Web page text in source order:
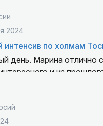
фотографировались.
2024
интенсив по холмам
день. Марина отлично
и из
подробностями о еде и